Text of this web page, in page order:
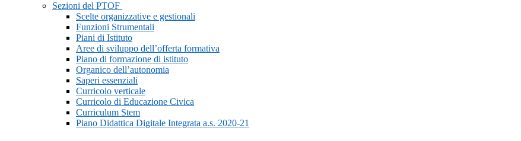
Sezioni del PTOF
Scelte organizzative e gestionali
Funzioni Strumentali
Piani di Istituto
Aree di sviluppo dell’offerta formativa
Piano di formazione di istituto
Organico dell’autonomia
Saperi essenziali
Curricolo verticale
Curricolo di Educazione Civica
Curriculum Stem
Piano Didattica Digitale Integrata a.s. 2020-21